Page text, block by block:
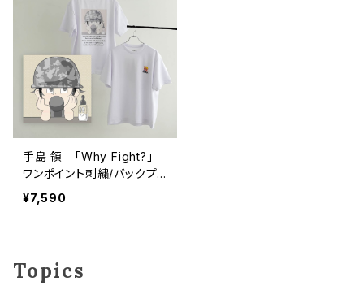
手島 領 「Why Fight?」
ワンポイント刺繍/バックプリ
ント ショートスリーブTシャ
¥7,590
Topics